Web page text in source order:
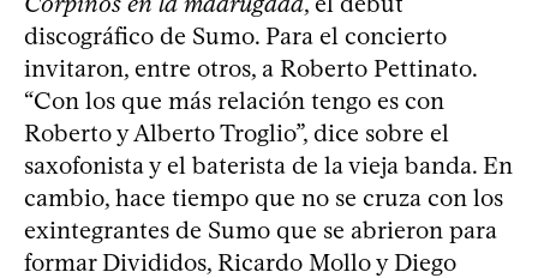
discográfico de Sumo. Para el concierto
invitaron, entre otros, a Roberto Pettinato.
“Con los que más relación tengo es con
Roberto y Alberto Troglio”, dice sobre el
saxofonista y el baterista de la vieja banda. En
cambio, hace tiempo que no se cruza con los
exintegrantes de Sumo que se abrieron para
formar Divididos, Ricardo Mollo y Diego